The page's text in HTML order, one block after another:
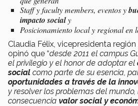
Staff y faculty members, eventos y
impacto socialy
Posicionamiento local y regional en
Claudia Félix, vicepresidenta
opinó que “desde 2011 el campus
el privilegio y el honor de adoptar el
social como parte de su esencia,
oportunidades a través de la
y resolver los problemas del mundo,
consecuencia valor social y